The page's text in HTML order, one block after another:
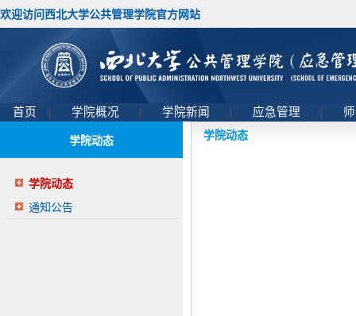
欢迎访问西北大学公共管理学院官方网站
首页 | 学院概况 | 学院新闻 | 应急管理 |
学院动态
学院动态
通知公告
学院动态